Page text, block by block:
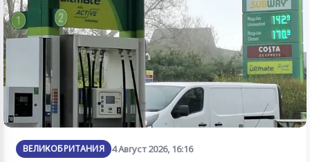
ВЕЛИКОБРИТАНИЯ 4 Август 2026, 16:16